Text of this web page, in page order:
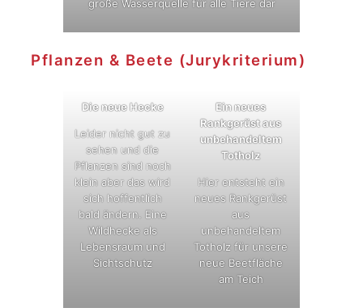
große Wasserquelle für alle Tiere dar
Pflanzen & Beete (Jurykriterium)
Die neue Hecke
Leider nicht gut zu
sehen und die
Pflanzen sind noch
klein aber das wird
sich hoffentlich
bald ändern. Eine
Wildhecke als
Lebensraum und
Sichtschutz
Ein neues
Rankgerüst aus
unbehandeltem
Totholz
Hier entsteht ein
neues Rankgerüst
aus
unbehandeltem
Totholz für unsere
neue Beetfläche
am Teich